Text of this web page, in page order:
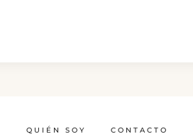
QUIÉN SOY CONTACTO